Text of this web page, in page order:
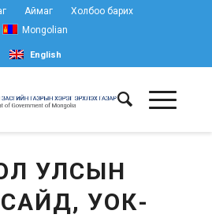
Аймаг
Холбоо барих
Mongolian
English
УЛСЫН
УОК-